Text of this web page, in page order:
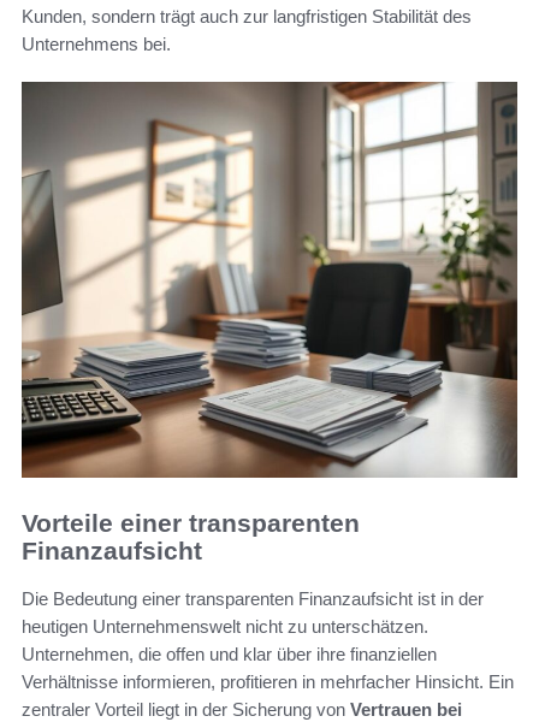
Kunden, sondern trägt auch zur langfristigen Stabilität des
Unternehmens bei.
Vorteile einer transparenten
Finanzaufsicht
Die Bedeutung einer transparenten Finanzaufsicht ist in der
heutigen Unternehmenswelt nicht zu unterschätzen.
Unternehmen, die offen und klar über ihre finanziellen
Verhältnisse informieren, profitieren in mehrfacher Hinsicht. Ein
zentraler Vorteil liegt in der Sicherung von Vertrauen bei